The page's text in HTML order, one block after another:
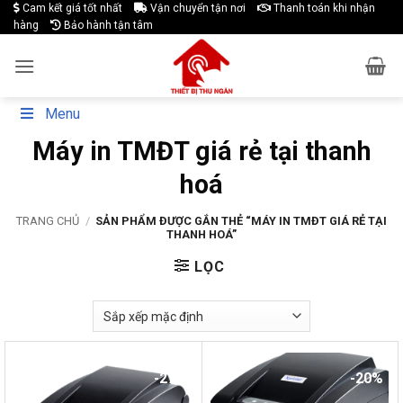
Skip
to
Cam kết giá tốt nhất Vận chuyển tận nơi
Thanh toán khi nhận
hàng
Bảo hành tận tâm
Menu
Máy in TMĐT giá rẻ tại thanh
hoá
TRANG CHỦ / SẢN PHẨM ĐƯỢC GẮN THẺ “MÁY IN TMĐT GIÁ RẺ TẠI
THANH HOÁ”
LỌC
-27% -20%